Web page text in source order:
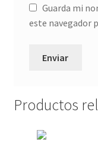
Guarda mi
este navegador
Productos